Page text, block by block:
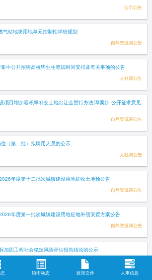
公示公告
气站地块用地单元控制性详细规划
自然资源局公告
中公开招聘高校毕业生笔试时间安排及有关事项的公告
人社局公告
项目增加容积率补交土地出让金暂行办法(草案)》公开征求意见
自然资源局公告
（第二批）拟聘用人员的公示
人社局公告
年度第十二批次城镇建设用地征收土地预公告
自然资源局公告
年度第一批次城镇建设用地征地补偿安置方案公告
自然资源局公告
加固工程社会稳定风险评估报告结论的公示
公示公告
镇街动态 政策文件 人事信息